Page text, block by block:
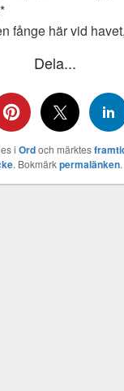
fånge här vid
Dela...
i Ordoch märktes
. Bokmärkpermalänken.